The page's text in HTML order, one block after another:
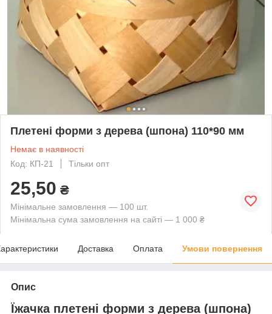
Плетені форми з дерева (шпона) 110*90 мм
Немає в наявності
Код: КП-21
Тільки опт
25,50 ₴
Мінімальне замовлення — 100 шт.
Мінімальна сума замовлення на сайті — 1 000 ₴
Доставка Оплата Умови повернення
Опис
Їжачка плетені форми з дерева (шпона)